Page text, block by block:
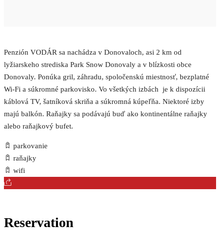
Penzión VODÁR sa nachádza v Donovaloch, asi 2 km od
lyžiarskeho strediska Park Snow Donovaly a v blízkosti obce
Donovaly. Ponúka gril, záhradu, spoločenskú miestnosť, bezplatné
Wi-Fi a súkromné parkovisko. Vo všetkých izbách je k dispozícii
káblová TV, šatníková skriňa a súkromná kúpeľňa. Niektoré izby
majú balkón. Raňajky sa podávajú buď ako kontinentálne raňajky
alebo raňajkový bufet.
parkovanie
raňajky
wifi
Reservation